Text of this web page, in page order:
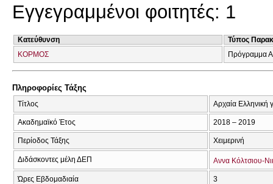
Εγγεγραμμένοι φοιτητές: 1
Κατεύθυνση
Τύπος
ΚΟΡΜΟΣ
Πρόγραμμα
Πληροφορίες Τάξης
Τίτλος Αρχαία Ελληνική
Ακαδημαϊκό Έτος 2018 – 2019
Περίοδος Τάξης Χειμερινή
Διδάσκοντες μέλη ΔΕΠ Αννα Κόλτσιου-
Ώρες Εβδομαδιαία 3